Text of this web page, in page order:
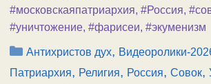
#московскаяпатриархия, #Россия,
#уничтожение, #фарисеи, #экуменизм
Рубрики
Антихристов дух, Видеоролики-
Патриархия, Религия, Россия, Совок,